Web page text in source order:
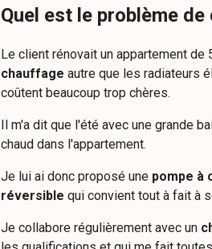
Quel est le problème
Le client rénovait un appartement de
chauffage autre que les radiateurs
coûtent beaucoup trop chères.
Il m'a dit que l'été avec une grande
chaud dans l'appartement.
Je lui ai donc proposé une pompe à
réversible qui convient tout à fait à
Je collabore régulièrement avec un